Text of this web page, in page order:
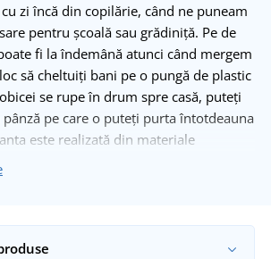
zi încă din copilărie, când ne puneam
pentru școală sau grădiniță. Pe de
fi la îndemână atunci când mergem
să cheltuiți bani pe o pungă de plastic
se rupe în drum spre casă, puteți
pe care o puteți purta întotdeauna
este realizată din materiale
de două ori - și nu doar banii
planetei.